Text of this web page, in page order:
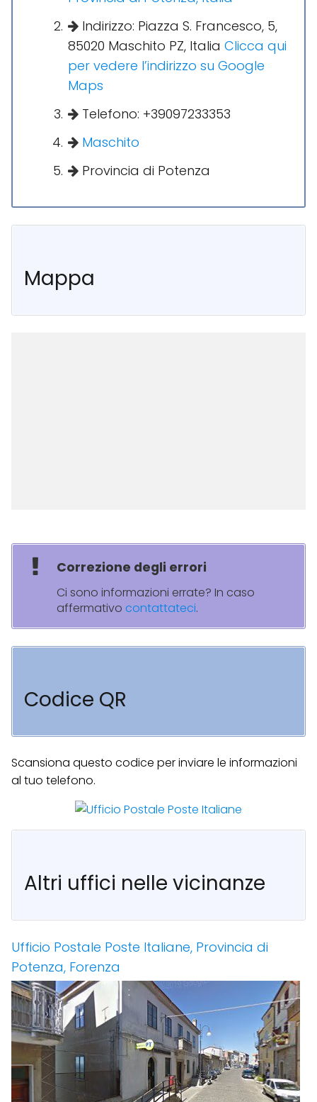
Indirizzo: Piazza S. Francesco, 5,
85020 Maschito PZ, Italia Clicca qui
per vedere l’indirizzo su Google
Maps
Telefono: +39097233353
Maschito
Provincia di Potenza
Mappa
Correzione degli errori
Ci sono informazioni errate? In caso
affermativo contattateci.
Codice QR
Scansiona questo codice per inviare le informazioni
al tuo telefono.
Altri uffici nelle vicinanze
Ufficio Postale Poste Italiane, Provincia di
Potenza, Forenza